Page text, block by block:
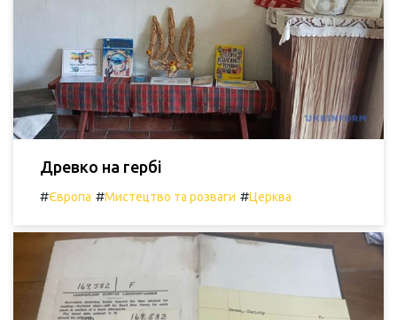
Древко на гербі
#Європа #Мистецтво та розваги #Церква